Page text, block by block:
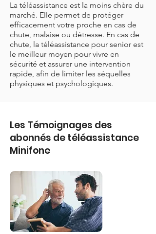
La téléassistance est la moins chère du
marché. Elle permet de protéger
efficacement votre proche en cas de
chute, malaise ou détresse. En cas de
chute, la téléassistance pour senior est
le meilleur moyen pour vivre en
sécurité et assurer une intervention
rapide, afin de limiter les séquelles
physiques et psychologiques.
Les Témoignages des
abonnés de téléassistance
Minifone